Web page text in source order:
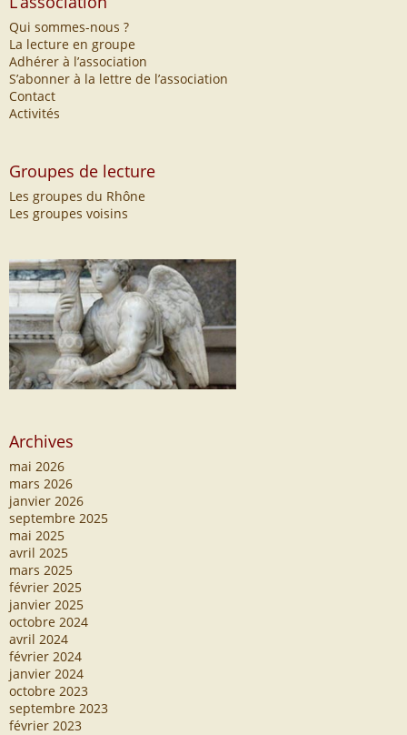
Qui sommes-nous ?
La lecture en groupe
Adhérer à l’association
S’abonner à la lettre de l’association
Contact
Activités
Groupes de lecture
Les groupes du Rhône
Les groupes voisins
Archives
mai 2026
mars 2026
janvier 2026
septembre 2025
mai 2025
avril 2025
mars 2025
février 2025
janvier 2025
octobre 2024
avril 2024
février 2024
janvier 2024
octobre 2023
septembre 2023
février 2023